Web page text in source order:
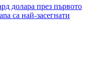
долара през първото
са най-засегнати